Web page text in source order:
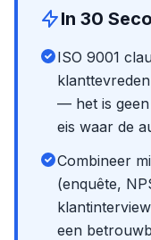
In 30
ISO 9001
— het is geen
eis waar de
Combineer
(enquête,
een